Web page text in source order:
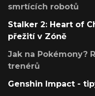
smrtících robotů
Stalker 2: Heart of
přežití v Zóně
Jak na Pokémony?
trenérů
Genshin Impact -